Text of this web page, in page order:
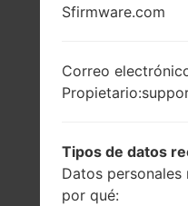
Sfirmware.com
Correo
Tipos de datos
Datos
por qué: